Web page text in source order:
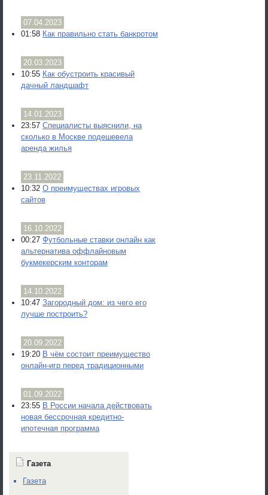
07.04.2023
01:58 Как правильно стать банкротом
20.03.2023
10:55 Как обустроить красивый
дачный ландшафт
14.01.2023
23:57 Специалисты выяснили, на
сколько в Москве подешевела
аренда жилья
23.11.2022
10:32 О преимуществах игровых
сайтов
16.10.2022
00:27 Футбольные ставки онлайн как
альтернатива оффлайновым
букмекерским конторам
14.10.2022
10:47 Загородный дом: из чего его
лучше построить?
20.09.2022
19:20 В чём состоит преимущество
онлайн-игр перед традиционными
01.09.2022
23:55 В России начала действовать
новая бессрочная кредитно-
ипотечная программа
Газета
Газета